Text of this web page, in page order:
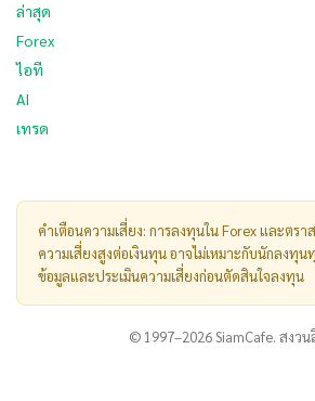
ล่าสุด
Forex
ไอที
AI
เทรด
คำเตือนความเสี่ยง: การลงทุนใน Forex และตร
ความเสี่ยงสูงต่อเงินทุน อาจไม่เหมาะกับนักลงทุ
ข้อมูลและประเมินความเสี่ยงก่อนตัดสินใจลงทุน
© 1997–2026 SiamCafe. สงว